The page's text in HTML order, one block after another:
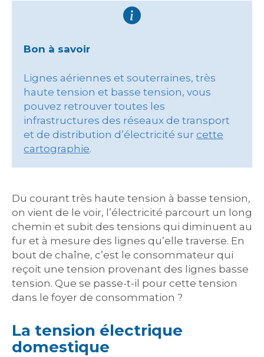
Bon à savoir
Lignes aériennes et souterraines, très
haute tension et basse tension, vous
pouvez retrouver toutes les
infrastructures des réseaux de transport
et de distribution d’électricité sur cette
cartographie.
Du courant très haute tension à basse tension,
on vient de le voir, l’électricité parcourt un long
chemin et subit des tensions qui diminuent au
fur et à mesure des lignes qu’elle traverse. En
bout de chaîne, c’est le consommateur qui
reçoit une tension provenant des lignes basse
tension. Que se passe-t-il pour cette tension
dans le foyer de consommation ?
La tension électrique
domestique